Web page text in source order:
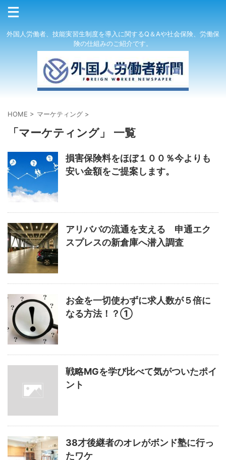
外国人労働者、技能実習生制度を導入に関するQ＆Aや社会保険、労働保
険の仕組みのご紹介です。
HOME > マーケティング >
「マーケティング」 一覧
損害保険料をほぼ１００％今よりも
安い金額をご提案します。
アリババの流通を支える 申通エク
スプレスの新倉庫へ潜入調査
お金を一切使わずに求人数が５倍に
なる方法！？①
戦略MGを学び比べて気がついたポイ
ント
38才後継者のオレがボンド塾に行っ
たワケ